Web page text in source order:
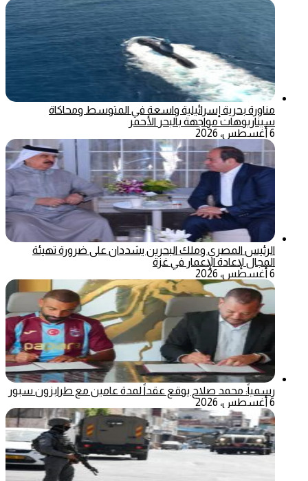
مناورة بحرية إسرائيلية واسعة في المتوسط ومحاكاة
سيناريوهات مواجهة بالبحر الأحمر
6 أغسطس، 2026
الرئيس المصري وملك البحرين يشددان على ضرورة تهيئة
المجال لإعادة الإعمار في غزة
6 أغسطس، 2026
رسمياً: محمد صلاح يوقع عقداً لمدة عامين مع طرابزون سبور
6 أغسطس، 2026